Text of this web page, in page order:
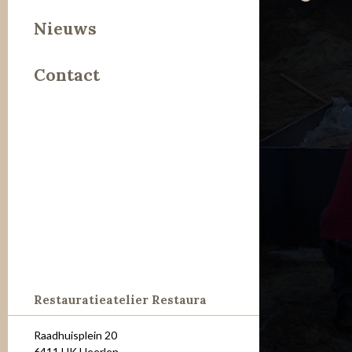
Leer
Steen
Nieuws
Contact
Restauratieatelier Restaura
Raadhuisplein 20